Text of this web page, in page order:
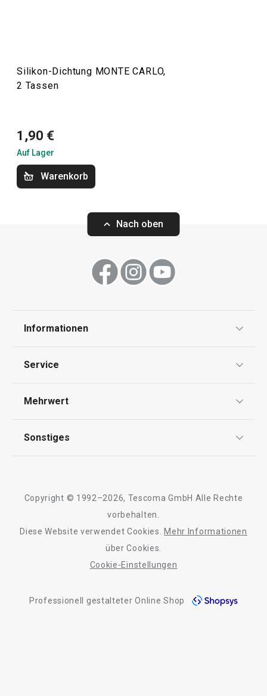
Silikon-Dichtung MONTE CARLO,
2 Tassen
1,90 €
Auf Lager
Warenkorb
Nach oben
Informationen
Impressum
Service
Kontaktformular
Mehrwert
Qualität
Sonstiges
Barrierefreiheit
Copyright © 1992–2026, Tescoma GmbH Alle Rechte
vorbehalten.
Diese Website verwendet Cookies.
Mehr Informationen
über Cookies.
Cookie-Einstellungen
Professionell gestalteter Online Shop